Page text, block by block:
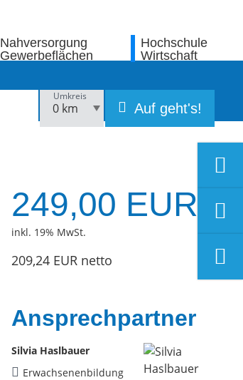
Nahversorgung
Gewerbeflächen
Hochschule
Wirtschaft
Umkreis
Auf geht's!
249,00 EUR
inkl. 19% MwSt.
209,24 EUR netto
Ansprechpartner
Silvia Haslbauer
Erwachsenenbildung